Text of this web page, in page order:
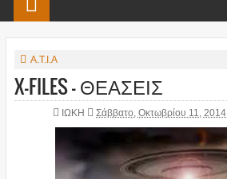
Α.Τ.Ι.Α
X-FILES - ΘΕΑΣΕΙΣ
ΙΩΚΗ Σάββατο, Οκτωβρίου 11, 2014